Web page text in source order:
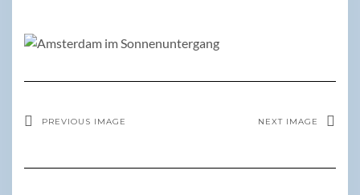
PREVIOUS IMAGE NEXT IMAGE